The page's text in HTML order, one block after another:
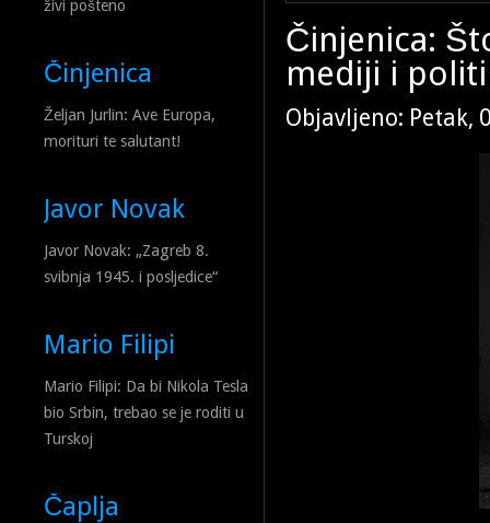
živi pošteno
Činjenica
Željan Jurlin: Ave Europa,
morituri te salutant!
Javor Novak
Javor Novak: „Zagreb 8.
svibnja 1945. i posljedice“
Mario Filipi
Mario Filipi: Da bi Nikola Tesla
bio Srbin, trebao se je roditi u
Turskoj
Čaplja
Činjenica:
mediji i
Objavljeno: Petak,